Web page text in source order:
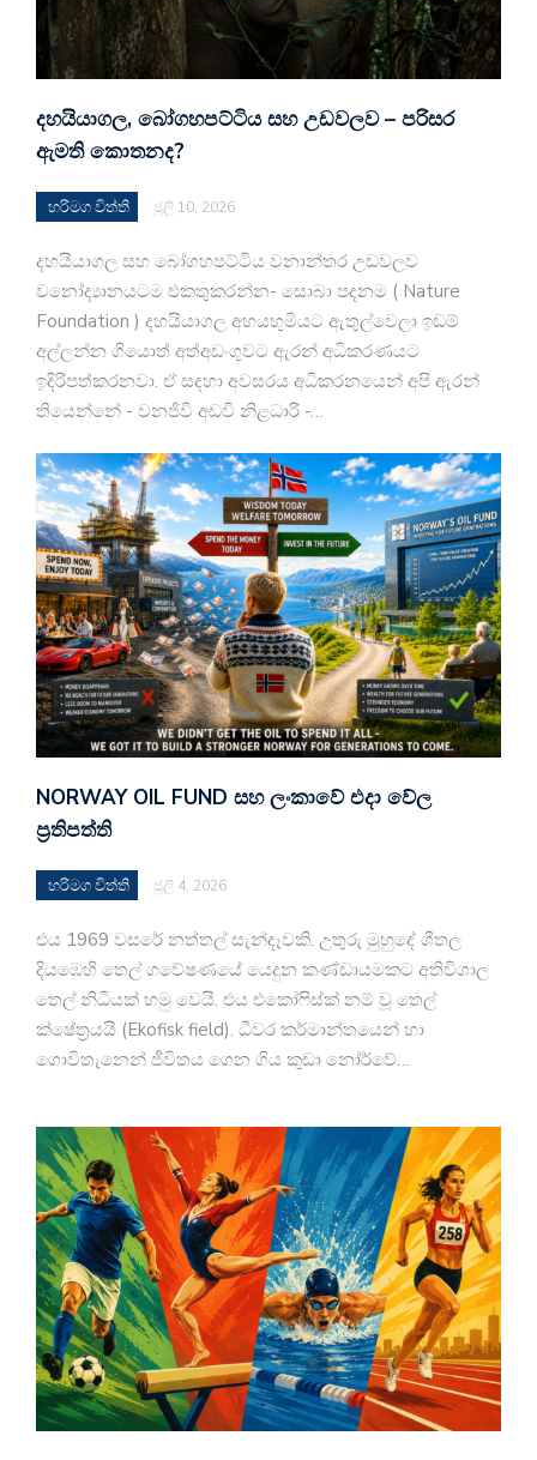
දහයියාගල, බෝගහපට්ටිය සහ උඩවලව – පරිසර
ඇමති කොතනද?
හරිමග විත්ති ජූලි 10, 2026
දහයියාගල සහ බෝගහපට්ටිය වනාන්තර උඩවලව
වනෝද්‍යානයටම එකතුකරන්න- සොබා පදනම ( Nature
Foundation ) දහයියාගල අභයභුමියට ඇතුල්වෙලා ඉඩම්
අල්ලන්න ගියොත් අත්අඩංගුවට ඇරන් අධිකරණයට
ඉදිරිපත්කරනවා. ඒ සදහා අවසරය අධිකරනයෙන් අපි ඇරන්
තියෙන්නේ - වනජිවි අඩවි නිළධාරි -…
NORWAY OIL FUND සහ ලංකාවේ එදා වේල
ප්‍රතිපත්ති
හරිමග විත්ති ජූලි 4, 2026
එය 1969 වසරේ නත්තල් සැන්දෑවකි. උතුරු මුහුදේ ශීතල
දියඹෙහි තෙල් ගවේෂණයේ යෙදුන කණ්ඩායමකට අතිවිශාල
තෙල් නිධියක් හමු වෙයි. එය එකෝෆිස්ක් නම් වූ තෙල්
ක්ෂේත්‍රයයි (Ekofisk field). ධීවර කර්මාන්තයෙන් හා
ගොවිතැනෙන් ජීවිතය ගෙන ගිය කුඩා නෝර්වේ…